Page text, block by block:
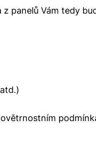
panelů Vám tedy